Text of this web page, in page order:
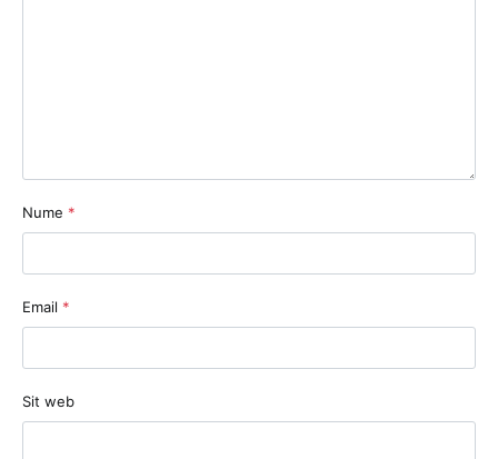
Nume *
Email *
Sit web